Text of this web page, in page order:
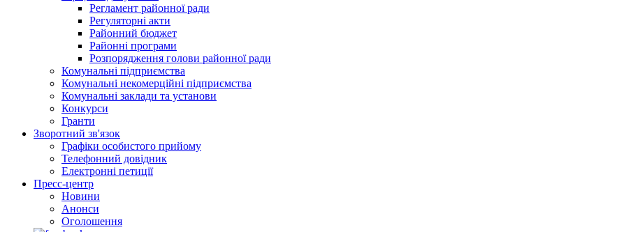
Регламент районної ради
Регуляторні акти
Районний бюджет
Районні програми
Розпорядження голови районної ради
Комунальні підприємства
Комунальні некомерційні підприємства
Комунальні заклади та установи
Конкурси
Гранти
Зворотний зв'язок
Графіки особистого прийому
Телефонний довідник
Електронні петиції
Пресс-центр
Новини
Анонси
Оголошення